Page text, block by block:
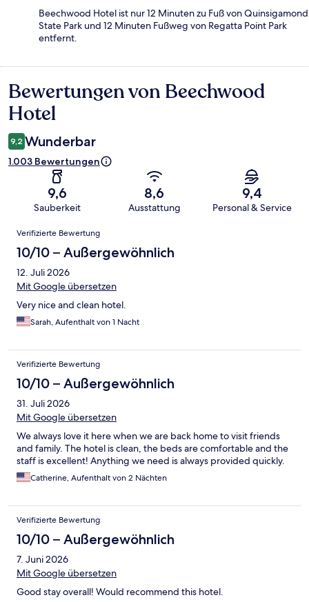
Beechwood Hotel ist nur 12 Minuten zu Fuß von Quinsigamond
State Park und 12 Minuten Fußweg von Regatta Point Park
entfernt.
Bewertungen
Bewertungen von Beechwood
Hotel
9,2 Wunderbar
1.003 Bewertungen
9,6
Sauberkeit
8,6
Ausstattung
9,4
Personal & Service
Bewertungen
Verifizierte Bewertung
10/10 – Außergewöhnlich
12. Juli 2026
Mit Google übersetzen
Very nice and clean hotel.
Sarah, Aufenthalt von 1 Nacht
Verifizierte Bewertung
10/10 – Außergewöhnlich
31. Juli 2026
Mit Google übersetzen
We always love it here when we are back home to visit friends
and family. The hotel is clean, the beds are comfortable and the
staff is excellent! Anything we need is always provided quickly.
Catherine, Aufenthalt von 2 Nächten
Verifizierte Bewertung
10/10 – Außergewöhnlich
7. Juni 2026
Mit Google übersetzen
Good stay overall! Would recommend this hotel.